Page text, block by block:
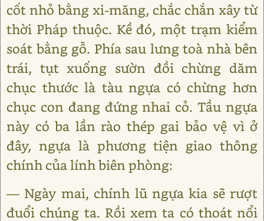
cốt nhỏ bằng xi-măng, chắc chắn xây từ
thời Pháp thuộc. Kề đó, một trạm kiểm
soát bằng gỗ. Phía sau lưng toà nhà bên
trái, tụt xuống sườn đồi chừng dăm
chục thước là tàu ngựa có chừng hơn
chục con đang đứng nhai cỏ. Tầu ngựa
này có ba lần rào thép gai bảo vệ vì ở
đây, ngựa là phương tiện giao thông
chính của lính biên phòng:
― Ngày mai, chính lũ ngựa kia sẽ rượt
đuổi chúng ta. Rồi xem ta có thoát nổi